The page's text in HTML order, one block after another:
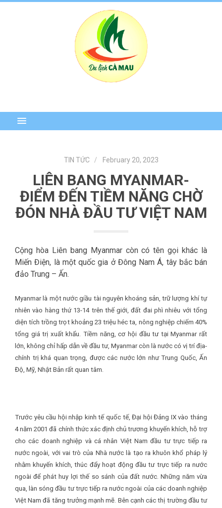
TIN TỨC February 20, 2023
LIÊN BANG MYANMAR-
ĐIỂM ĐẾN TIỀM NĂNG CHỜ
ĐÓN NHÀ ĐẦU TƯ VIỆT NAM
Cộng hòa Liên bang Myanmar còn có tên gọi khác là
Miến Điện, là một quốc gia ở Đông Nam Á, tây bắc bán
đảo Trung – Ấn.
Myanmar là một nước giầu tài nguyên khoáng sản, trữ lượng khí tự
nhiên vào hàng thứ 13-14 trên thế giới, đất đai phì nhiêu với tổng
diện tích trồng trọt khoảng 23 triệu héc ta, nông nghiệp chiếm 40%
tổng giá trị xuất khẩu. Tiềm năng, cơ hội đầu tư tại Myanmar rất
lớn, không chỉ hấp dẫn về đầu tư, Myanmar còn là nước có vị trí địa-
chính trị khá quan trọng, được các nước lớn như Trung Quốc, Ấn
Độ, Mỹ, Nhật Bản rất quan tâm.
Trước yêu cầu hội nhập kinh tế quốc tế, Đại hội Đảng IX vào tháng
4 năm 2001 đã chính thức xác định chủ trương khuyến khích, hỗ trợ
cho các doanh nghiệp và cá nhân Việt Nam đầu tư trực tiếp ra
nước ngoài, với vai trò của Nhà nước là tạo ra khuôn khổ pháp lý
nhằm khuyến khích, thúc đẩy hoạt động đầu tư trực tiếp ra nước
ngoài để phát huy lợi thế so sánh của đất nước. Những năm vừa
qua, làn sóng đầu tư trực tiếp ra nước ngoài của các doanh nghiệp
Việt Nam đã tăng trưởng mạnh mẽ. Bên cạnh các thị trường đầu tư